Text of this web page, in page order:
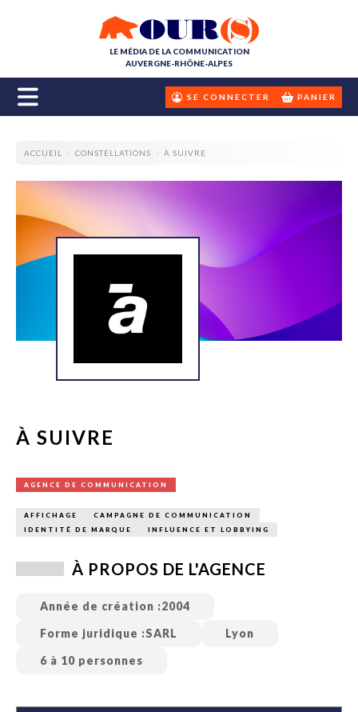
LE MÉDIA DE LA COMMUNICATION
AUVERGNE-RHÔNE-ALPES
SE CONNECTER PANIER
ACCUEIL CONSTELLATIONS À SUIVRE
À SUIVRE
AGENCE DE COMMUNICATION
AFFICHAGE
CAMPAGNE DE COMMUNICATION
IDENTITÉ DE MARQUE
INFLUENCE ET LOBBYING
À PROPOS DE L'AGENCE
Année de création :2004
Forme juridique :SARL
Lyon
6 à 10 personnes